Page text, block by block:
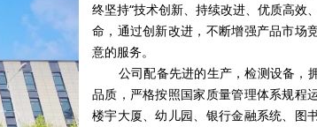
终坚持“技术创新、持续改进、优质高效
命，通过创新改进，不断增强产品市场
意的服务。
公司配备先进的生产，检测设备，
品质，严格按照国家质量管理体系规程
楼宇大厦、幼儿园、银行金融系统、图